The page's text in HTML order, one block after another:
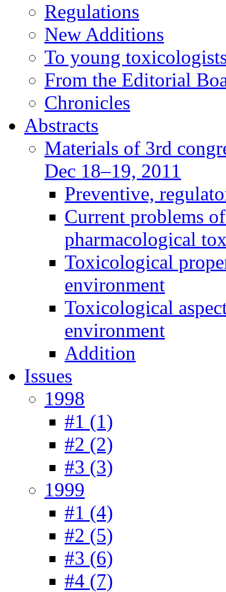
Regulations
New Additions
To young
From the Editorial
Chronicles
Abstracts
Materials of 3rd
Dec 18–19, 2011
Preventive,
Current problems
pharmacological
Toxicological
environment
Toxicological
environment
Addition
Issues
1998
#1 (1)
#2 (2)
#3 (3)
1999
#1 (4)
#2 (5)
#3 (6)
#4 (7)